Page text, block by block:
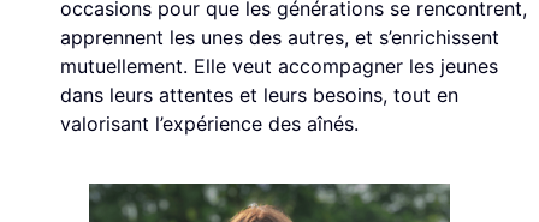
occasions pour que les générations se rencontrent,
apprennent les unes des autres, et s’enrichissent
mutuellement. Elle veut accompagner les jeunes
dans leurs attentes et leurs besoins, tout en
valorisant l’expérience des aînés.